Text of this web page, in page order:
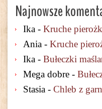
Najnowsze
Ika - Kruche
Ania - Kruche
Ika - Bułeczki
Mega dobre -
Stasia - Chleb z